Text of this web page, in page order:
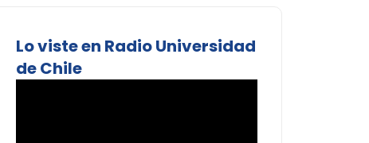
Lo viste en Radio Universidad
de Chile